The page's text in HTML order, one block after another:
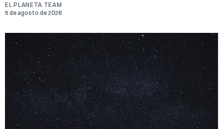
EL PLANETA TEAM
5 de agosto de 2026